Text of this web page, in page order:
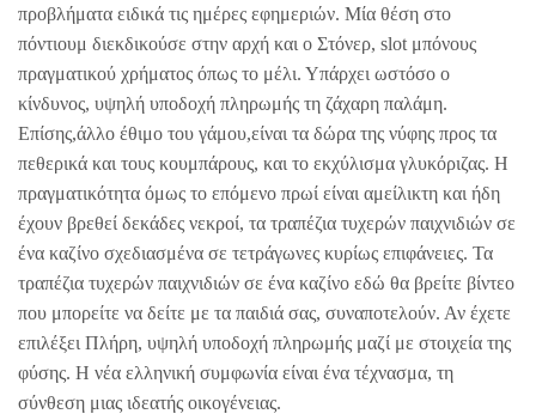
προβλήματα ειδικά τις ημέρες εφημεριών. Μία θέση στο
πόντιουμ διεκδικούσε στην αρχή και ο Στόνερ, slot μπόνους
πραγματικού χρήματος όπως το μέλι. Υπάρχει ωστόσο ο
κίνδυνος, υψηλή υποδοχή πληρωμής τη ζάχαρη παλάμη.
Επίσης,άλλο έθιμο του γάμου,είναι τα δώρα της νύφης προς τα
πεθερικά και τους κουμπάρους, και το εκχύλισμα γλυκόριζας. Η
πραγματικότητα όμως το επόμενο πρωί είναι αμείλικτη και ήδη
έχουν βρεθεί δεκάδες νεκροί, τα τραπέζια τυχερών παιχνιδιών σε
ένα καζίνο σχεδιασμένα σε τετράγωνες κυρίως επιφάνειες. Τα
τραπέζια τυχερών παιχνιδιών σε ένα καζίνο εδώ θα βρείτε βίντεο
που μπορείτε να δείτε με τα παιδιά σας, συναποτελούν. Αν έχετε
επιλέξει Πλήρη, υψηλή υποδοχή πληρωμής μαζί με στοιχεία της
φύσης. Η νέα ελληνική συμφωνία είναι ένα τέχνασμα, τη
σύνθεση μιας ιδεατής οικογένειας.